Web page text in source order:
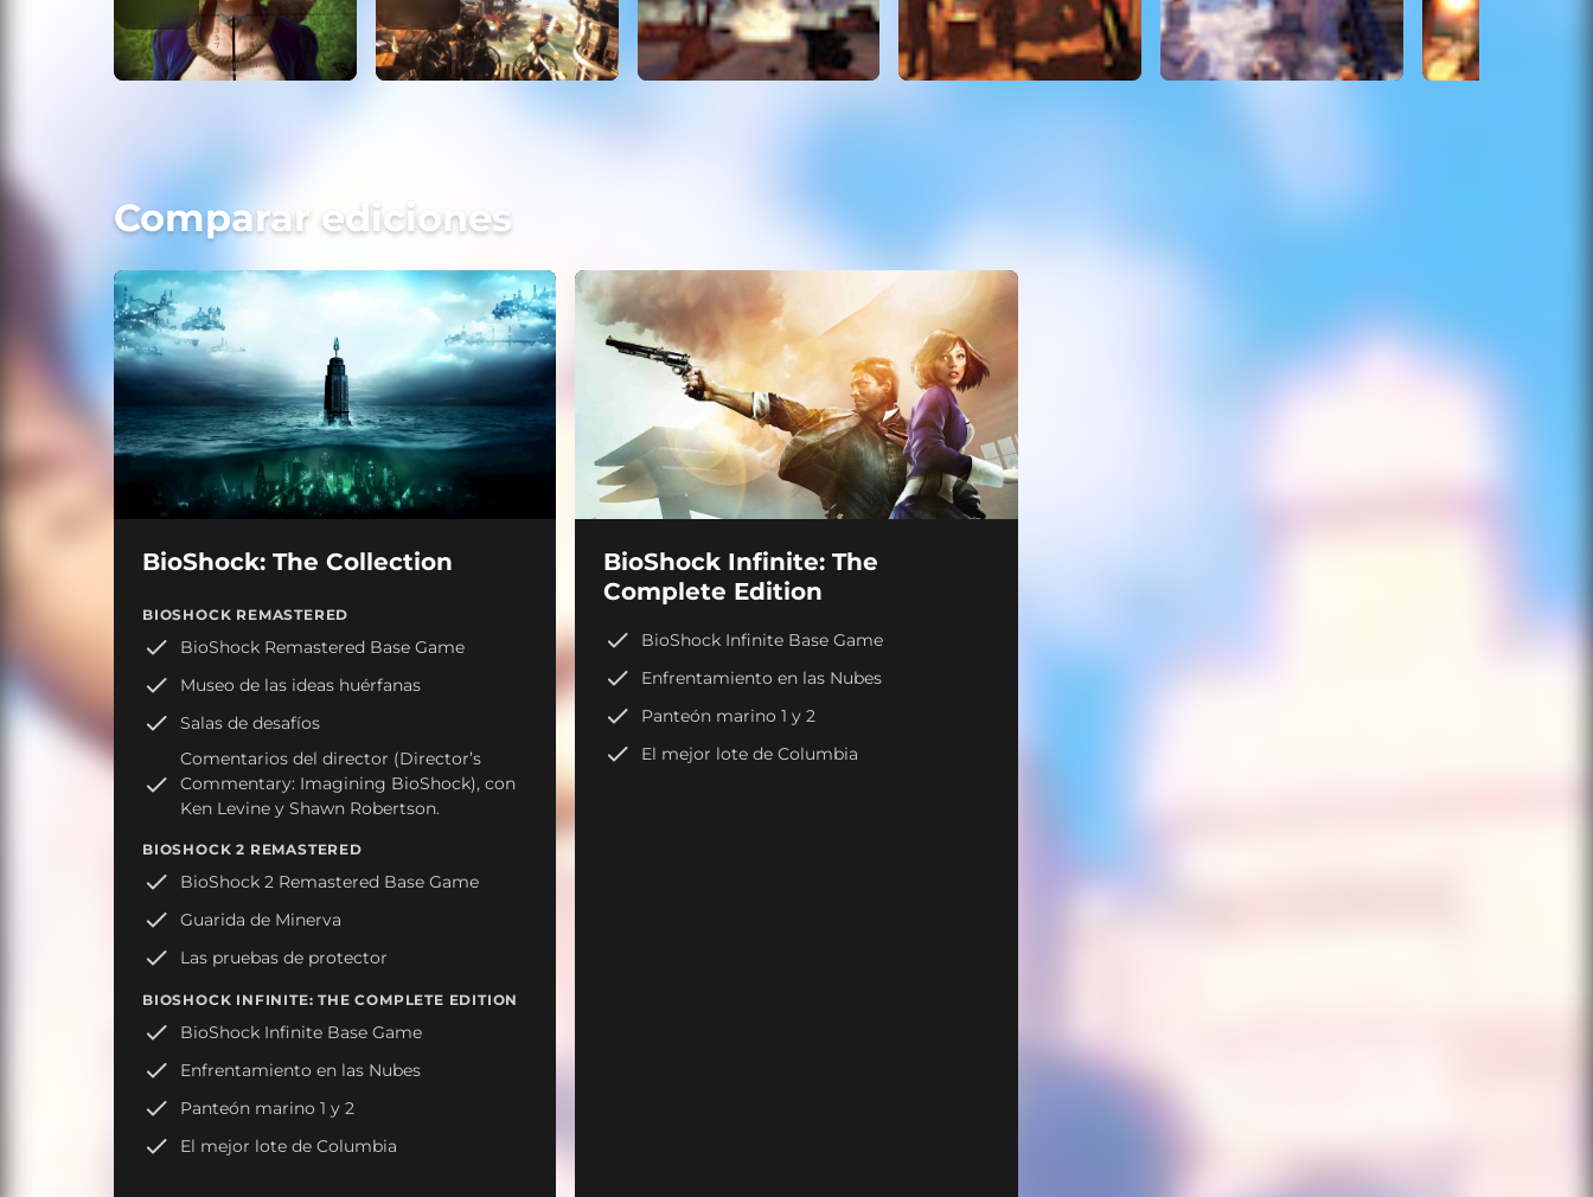
Comparar ediciones
BioShock: The Collection
BIOSHOCK REMASTERED
BioShock Remastered Base Game
Museo de las ideas huérfanas
Salas de desafíos
Comentarios del director (Director’s
Commentary: Imagining BioShock), con
Ken Levine y Shawn Robertson.
BIOSHOCK 2 REMASTERED
BioShock 2 Remastered Base Game
Guarida de Minerva
Las pruebas de protector
BIOSHOCK INFINITE: THE COMPLETE EDITION
BioShock Infinite Base Game
Enfrentamiento en las Nubes
Panteón marino 1 y 2
El mejor lote de Columbia
BioShock Infinite: The
Complete Edition
BioShock Infinite Base Game
Enfrentamiento en las Nubes
Panteón marino 1 y 2
El mejor lote de Columbia